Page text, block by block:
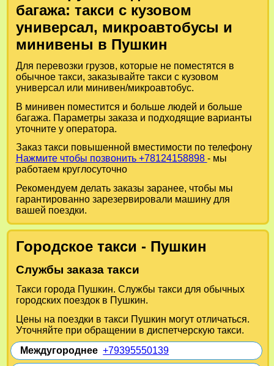
багажа: такси с кузовом
универсал, микроавтобусы и
минивены в Пушкин
Для перевозки грузов, которые не поместятся в
обычное такси, заказывайте такси с кузовом
универсал или минивен/микроавтобус.
В минивен поместится и больше людей и больше
багажа. Параметры заказа и подходящие варианты
уточните у оператора.
Заказ такси повышенной вместимости по телефону
Нажмите чтобы позвонить +78124158898 - мы
работаем круглосуточно
Рекомендуем делать заказы заранее, чтобы мы
гарантированно зарезервировали машину для
вашей поездки.
Городское такси - Пушкин
Службы заказа такси
Такси города Пушкин. Службы такси для обычных
городских поездок в Пушкин.
Цены на поездки в такси Пушкин могут отличаться.
Уточняйте при обращении в диспетчерскую такси.
Междугороднее+79395550139